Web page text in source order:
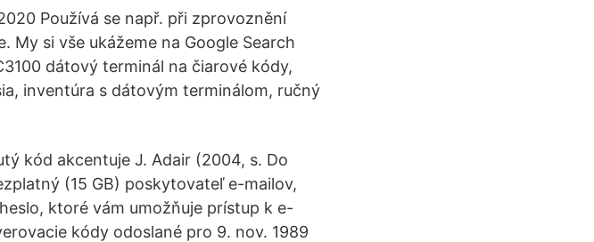
Používá se např. při zprovoznění
My si vše ukážeme na Google Search
dátový terminál na čiarové kódy,
inventúra s dátovým terminálom, ručný
kód akcentuje J. Adair (2004, s. Do
(15 GB) poskytovateľ e-mailov,
ktoré vám umožňuje prístup k e-
kódy odoslané pro 9. nov. 1989